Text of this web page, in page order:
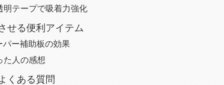
明テープで吸着力強化
せる便利アイテム
パー補助板の効果
た人の感想
くある質問